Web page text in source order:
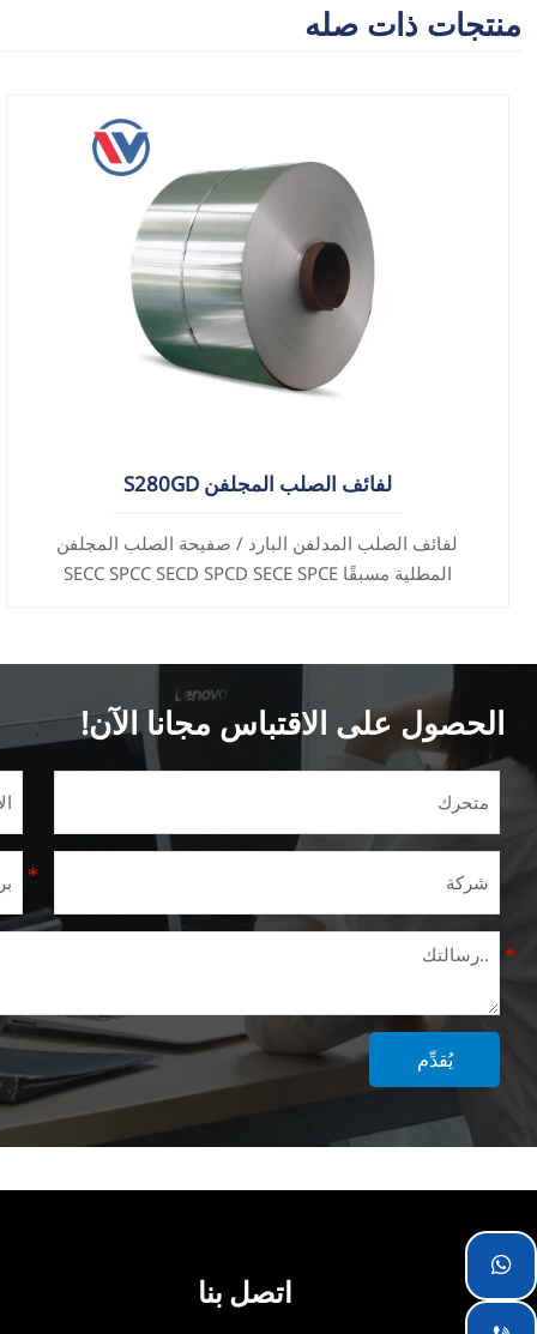
منتجات ذات صله
لفائف الصلب المجلفن S280GD
لفائف الصلب المدلفن البارد / صفيحة الصلب المجلفن
المطلية مسبقًا SECC SPCC SECD SPCD SECE SPCE
SECC N2 SECC N4
الحصول على الاقتباس مجانا الآن!
يُقدِّم
اتصل بنا
